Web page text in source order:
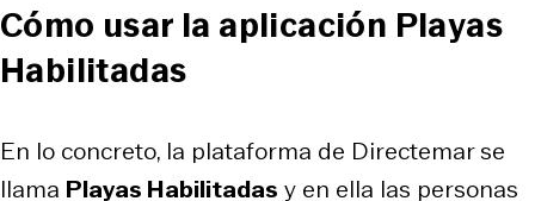
Cómo usar la aplicación Playas
Habilitadas
En lo concreto, la plataforma de Directemar se
llama Playas Habilitadas y en ella las personas